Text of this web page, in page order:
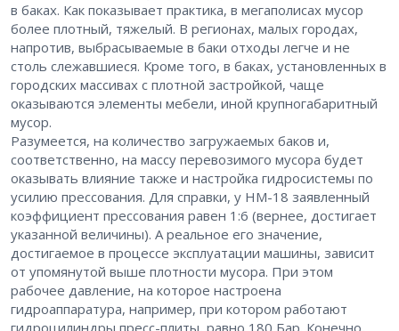
в баках. Как показывает практика, в мегаполисах мусор
более плотный, тяжелый. В регионах, малых городах,
напротив, выбрасываемые в баки отходы легче и не
столь слежавшиеся. Кроме того, в баках, установленных в
городских массивах с плотной застройкой, чаще
оказываются элементы мебели, иной крупногабаритный
мусор.
Разумеется, на количество загружаемых баков и,
соответственно, на массу перевозимого мусора будет
оказывать влияние также и настройка гидросистемы по
усилию прессования. Для справки, у НМ-18 заявленный
коэффициент прессования равен 1:6 (вернее, достигает
указанной величины). А реальное его значение,
достигаемое в процессе эксплуатации машины, зависит
от упомянутой выше плотности мусора. При этом
рабочее давление, на которое настроена
гидроаппаратура, например, при котором работают